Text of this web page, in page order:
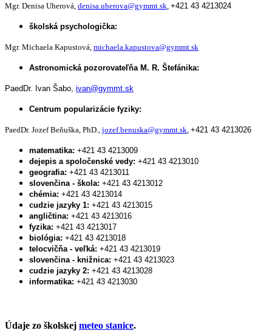
Mgr. Denisa Uherová, denisa.uherova@gymmt.sk, +421 43 4213024
školská psychologička:
Mgr. Michaela Kapustová, michaela.kapustova@gymmt.sk
Astronomická pozorovateľňa M. R. Štefánika:
PaedDr. Ivan Šabo, ivan@gymmt.sk
Centrum popularizácie fyziky:
PaedDr. Jozef Beňuška, PhD., jozef.benuska@gymmt.sk, +421 43 4213026
matematika: +421 43 4213009
dejepis a spoločenské vedy: +421 43 4213010
geografia: +421 43 4213011
slovenčina - škola: +421 43 4213012
chémia: +421 43 4213014
cudzie jazyky 1: +421 43 4213015
angličtina: +421 43 4213016
fyzika: +421 43 4213017
biológia: +421 43 4213018
telocvičňa - veľká: +421 43 4213019
slovenčina - knižnica: +421 43 4213023
cudzie jazyky 2: +421 43 4213028
informatika: +421 43 4213030
Údaje zo školskej meteo stanice.